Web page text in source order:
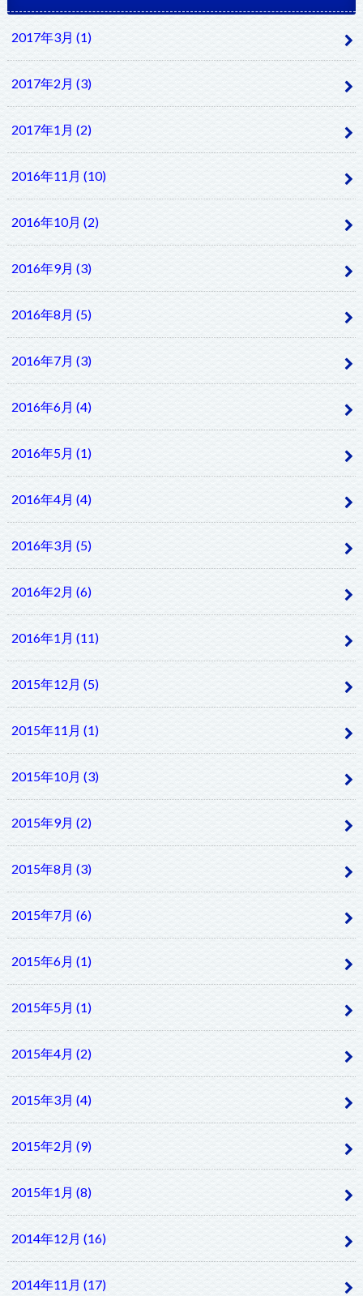
2017年3月 (1)
2017年2月 (3)
2017年1月 (2)
2016年11月 (10)
2016年10月 (2)
2016年9月 (3)
2016年8月 (5)
2016年7月 (3)
2016年6月 (4)
2016年5月 (1)
2016年4月 (4)
2016年3月 (5)
2016年2月 (6)
2016年1月 (11)
2015年12月 (5)
2015年11月 (1)
2015年10月 (3)
2015年9月 (2)
2015年8月 (3)
2015年7月 (6)
2015年6月 (1)
2015年5月 (1)
2015年4月 (2)
2015年3月 (4)
2015年2月 (9)
2015年1月 (8)
2014年12月 (16)
2014年11月 (17)